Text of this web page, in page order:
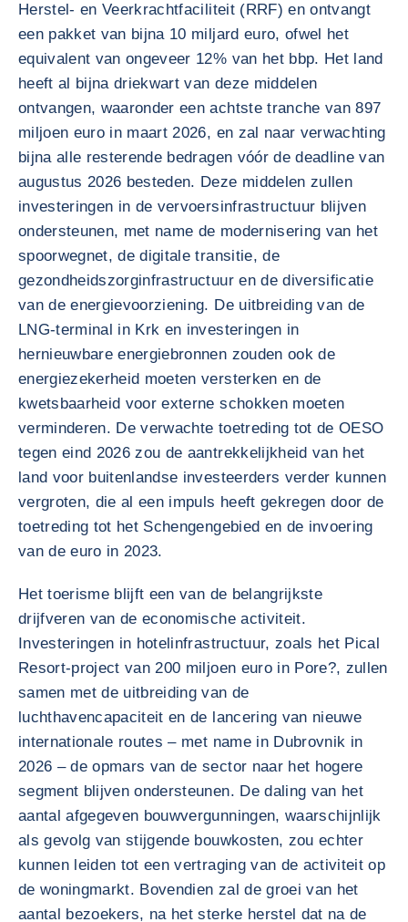
Herstel- en Veerkrachtfaciliteit (RRF) en ontvangt
een pakket van bijna 10 miljard euro, ofwel het
equivalent van ongeveer 12% van het bbp. Het land
heeft al bijna driekwart van deze middelen
ontvangen, waaronder een achtste tranche van 897
miljoen euro in maart 2026, en zal naar verwachting
bijna alle resterende bedragen vóór de deadline van
augustus 2026 besteden. Deze middelen zullen
investeringen in de vervoersinfrastructuur blijven
ondersteunen, met name de modernisering van het
spoorwegnet, de digitale transitie, de
gezondheidszorginfrastructuur en de diversificatie
van de energievoorziening. De uitbreiding van de
LNG-terminal in Krk en investeringen in
hernieuwbare energiebronnen zouden ook de
energiezekerheid moeten versterken en de
kwetsbaarheid voor externe schokken moeten
verminderen. De verwachte toetreding tot de OESO
tegen eind 2026 zou de aantrekkelijkheid van het
land voor buitenlandse investeerders verder kunnen
vergroten, die al een impuls heeft gekregen door de
toetreding tot het Schengengebied en de invoering
van de euro in 2023.
Het toerisme blijft een van de belangrijkste
drijfveren van de economische activiteit.
Investeringen in hotelinfrastructuur, zoals het Pical
Resort-project van 200 miljoen euro in Pore?, zullen
samen met de uitbreiding van de
luchthavencapaciteit en de lancering van nieuwe
internationale routes – met name in Dubrovnik in
2026 – de opmars van de sector naar het hogere
segment blijven ondersteunen. De daling van het
aantal afgegeven bouwvergunningen, waarschijnlijk
als gevolg van stijgende bouwkosten, zou echter
kunnen leiden tot een vertraging van de activiteit op
de woningmarkt. Bovendien zal de groei van het
aantal bezoekers, na het sterke herstel dat na de